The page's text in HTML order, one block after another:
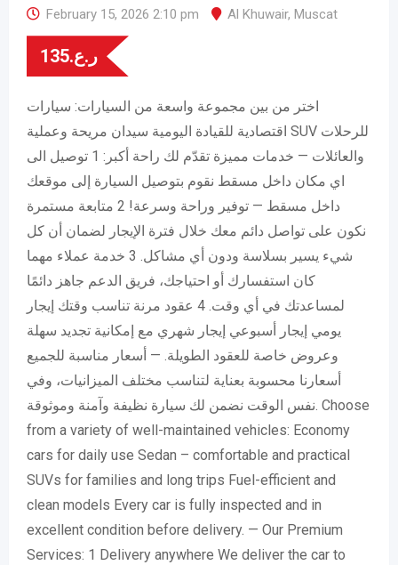
February 15, 2026 2:10 pm Al Khuwair, Muscat
ر.ع.135
اختر من بين مجموعة واسعة من السيارات: سيارات
اقتصادية للقيادة اليومية سيدان مريحة وعملية SUV للرحلات
والعائلات — خدمات مميزة تقدّم لك راحة أكبر: 1 توصيل الى
اي مكان داخل مسقط نقوم بتوصيل السيارة إلى موقعك
داخل مسقط — توفير وراحة وسرعة! 2 متابعة مستمرة
نكون على تواصل دائم معك خلال فترة الإيجار لضمان أن كل
شيء يسير بسلاسة ودون أي مشاكل. 3 خدمة عملاء مهما
كان استفسارك أو احتياجك، فريق الدعم جاهز دائمًا
لمساعدتك في أي وقت. 4 عقود مرنة تناسب وقتك إيجار
يومي إيجار أسبوعي إيجار شهري مع إمكانية تجديد سهلة
وعروض خاصة للعقود الطويلة. — أسعار مناسبة للجميع
أسعارنا محسوبة بعناية لتناسب مختلف الميزانيات، وفي
نفس الوقت نضمن لك سيارة نظيفة وآمنة وموثوقة. Choose
from a variety of well-maintained vehicles: Economy
cars for daily use Sedan – comfortable and practical
SUVs for families and long trips Fuel-efficient and
clean models Every car is fully inspected and in
excellent condition before delivery. — Our Premium
Services: 1 Delivery anywhere We deliver the car to